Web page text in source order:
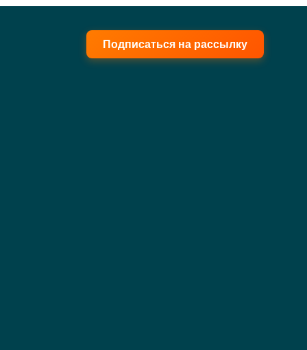
Подписаться на рассылку